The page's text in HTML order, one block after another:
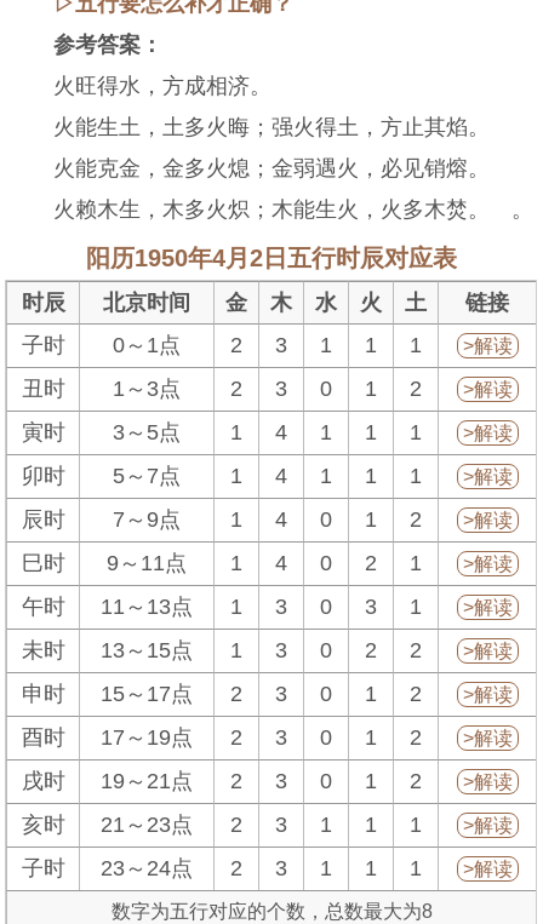
参考答案：
火旺得水，方成相济。
火能生土，土多火晦；强火得土，方止其焰。
火能克金，金多火熄；金弱遇火，必见销熔。
火赖木生，木多火炽；木能生火，火多木焚。 。
阳历1950年4月2日五行时辰对应表
时辰 北京时间 金 木 水 火 土
链接
子时
0～1点 2 3 1 1 1 >解读
丑时 1～3点 2 3 0 1 2 >解读
寅时 3～5点 1 4 1 1 1 >解读
卯时 5～7点 1 4 1 1 1 >解读
辰时 7～9点 1 4 0 1 2 >解读
巳时 9～11点 1 4 0 2 1 >解读
午时 11～13点 1 3 0 3 1 >解读
未时 13～15点 1 3 0 2 2 >解读
申时 15～17点 2 3 0 1 2 >解读
酉时 17～19点 2 3 0 1 2 >解读
戌时 19～21点 2 3 0 1 2 >解读
亥时 21～23点 2 3 1 1 1 >解读
子时 23～24点 2 3 1 1 1 >解读
数字为五行对应的个数，总数最大为8